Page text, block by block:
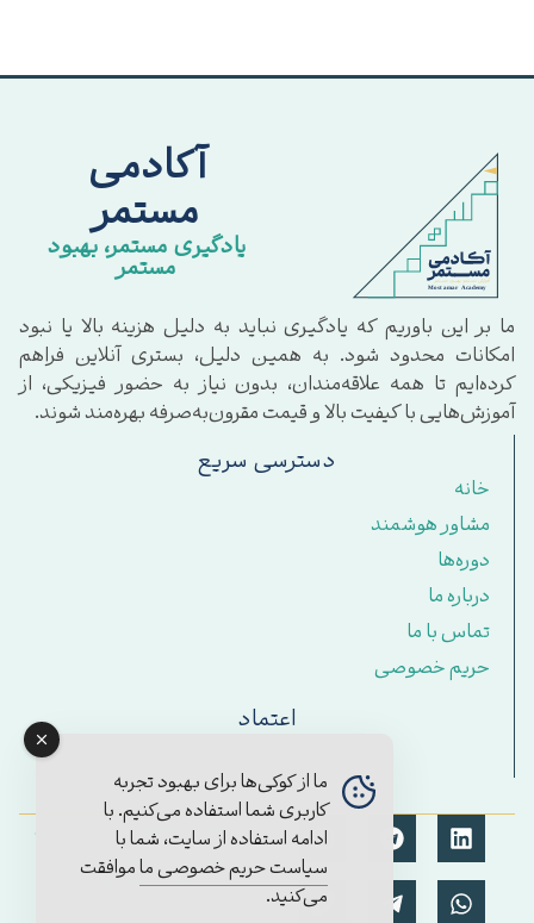
آکادمی
مستمر
یادگیری مستمر، بهبود
مستمر
ما بر این باوریم که یادگیری نباید به دلیل هزینه بالا یا نبود
امکانات محدود شود. به همین دلیل، بستری آنلاین فراهم
کرده‌ایم تا همه علاقه‌مندان، بدون نیاز به حضور فیزیکی، از
آموزش‌هایی با کیفیت بالا و قیمت مقرون‌به‌صرفه بهره‌مند شوند.
دسترسی سریع
خانه
مشاور هوشمند
دوره‌ها
درباره ما
تماس با ما
حریم خصوصی
اعتماد
© تمامی حقوق برای آکادمی
مستمر محفوظ است.
۱۴۰۴/2025
ما از کوکی‌ها برای بهبود تجربه
کاربری شما استفاده می‌کنیم. با
ادامه استفاده از سایت، شما با
سیاست حریم خصوصی ماموافقت
می‌کنید.